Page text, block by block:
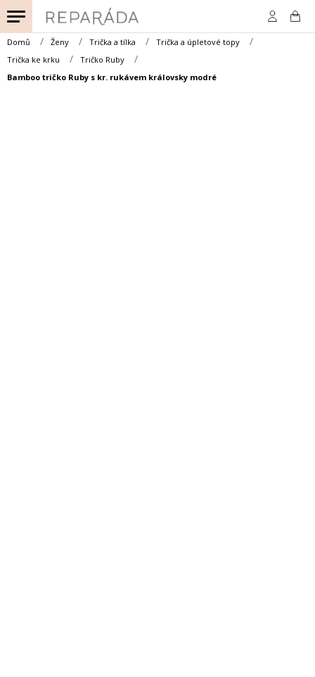
na
obsah
Domů Ženy Trička a tílka
Trička a úpletové topy
Trička ke krku
Tričko Ruby
Bamboo tričko Ruby s kr. rukávem královsky modré